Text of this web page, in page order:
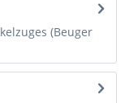
(Beuger